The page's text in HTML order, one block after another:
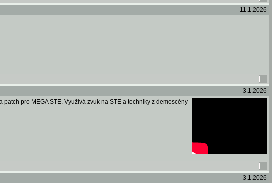
11.1.2026
3.1.2026
pro MEGA STE. Využívá zvuk na STE a techniky z demoscény
3.1.2026